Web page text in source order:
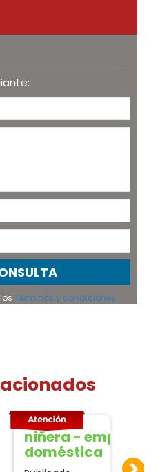
Términos y condiciones
niñera - empleada
doméstica